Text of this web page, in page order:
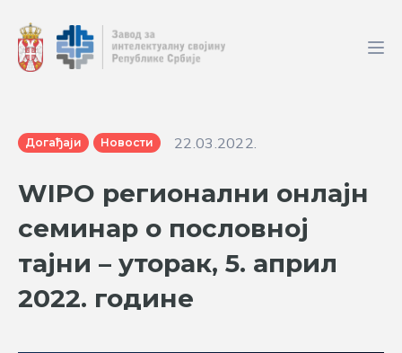
Догађаји Новости 22.03.2022.
WIPO регионални онлајн
семинар о пословној
тајни – уторак, 5. април
2022. године